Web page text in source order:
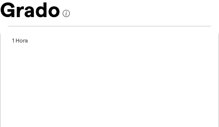
Grado
1 Hora